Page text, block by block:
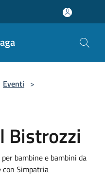
Eventi >
Bistrozzi
bambine e bambini da
con Simpatria